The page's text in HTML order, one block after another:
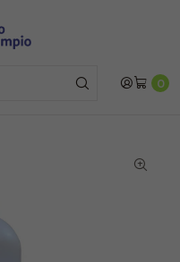
0
día de
de Bluexpress
Alfombras
18% - WK-630I - 1 Litro